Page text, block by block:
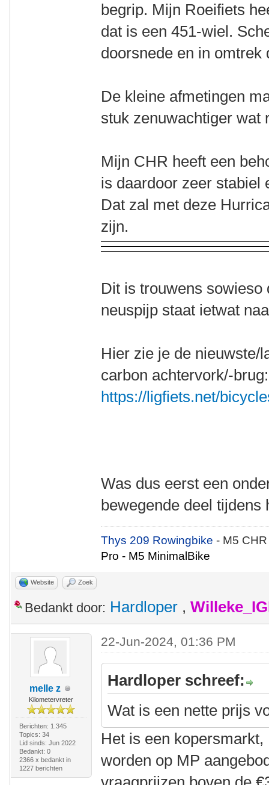
begrip. Mijn Roeifiets
dat is een 451-wiel.
doorsnede en in
De kleine afmetingen
stuk zenuwachtiger wat
Mijn CHR heeft een
is daardoor zeer stabiel
Dat zal met deze
zijn.
Dit is trouwens
neuspijp staat ietwat
Hier zie je de nieuwste/
carbon achtervork/-
https://ligfiets.net/
Was dus eerst een
bewegende deel tijdens
Thys 209 Rowingbike- M5
Pro - M5 MinimalBike
Website Zoek
Bedankt door: Hardloper ,
melle z
Kilometervreter
Berichten: 1.345
Topics: 34
Lid sinds: Jun 2022
Bedankt: 0
2366 x bedankt in
1227 berichten
22-Jun-2024, 01:36 PM
Hardloper schreef:
Wat is een nette prijs
Het is een
worden op MP